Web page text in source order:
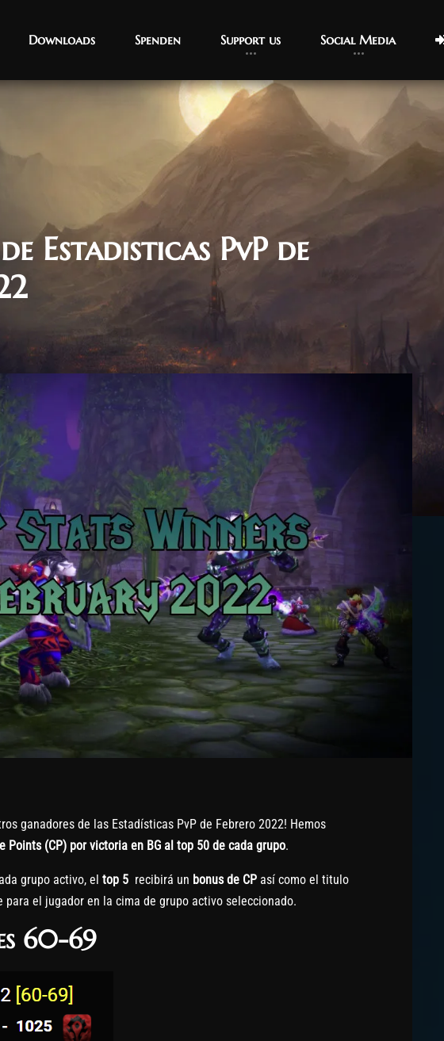
Downloads Spenden Support us Social Media
Estadisticas PvP de
ganadores de las Estadísticas PvP de Febrero 2022! Hemos
Points (CP) por victoria en BG al top 50 de cada grupo.
grupo activo, el top 5 recibirá un bonus de CP así como el titulo
para el jugador en la cima de grupo activo seleccionado.
60-69